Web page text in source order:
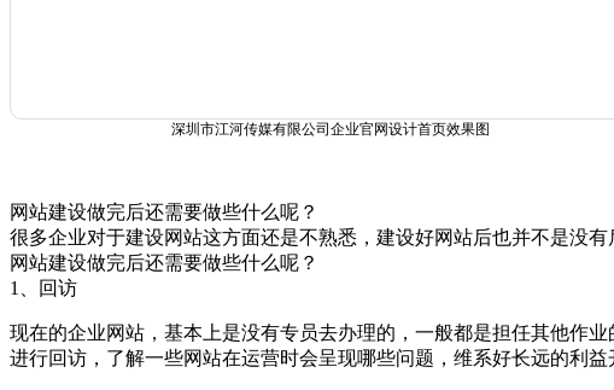
深圳市江河传媒有限公司企业官网设计首页效果图
网站建设做完后还需要做些什么呢？
很多企业对于建设网站这方面还是不熟悉，建设好网站后也并不是没
网站建设做完后还需要做些什么呢？
1、回访
现在的企业网站，基本上是没有专员去办理的，一般都是担任其他作
进行回访，了解一些网站在运营时会呈现哪些问题，维系好长远的利益